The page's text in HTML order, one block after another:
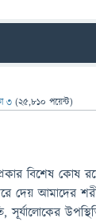
৩ (25,810 পয়েন্ট)
বিশেষ কোষ
দেয় আমাদের
সূর্যালোকের